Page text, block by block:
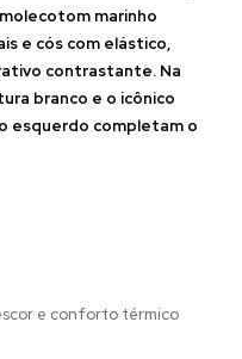
marinho
e cós com elástico,
contrastante. Na
branco e o icônico
esquerdo completam o
e conforto térmico